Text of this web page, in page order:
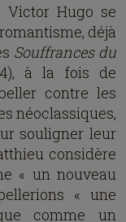
Victor Hugo se
déjà
Souffrances du
à la fois de
contre les
néoclassiques,
souligner leur
considère
« un nouveau
« une
comme un